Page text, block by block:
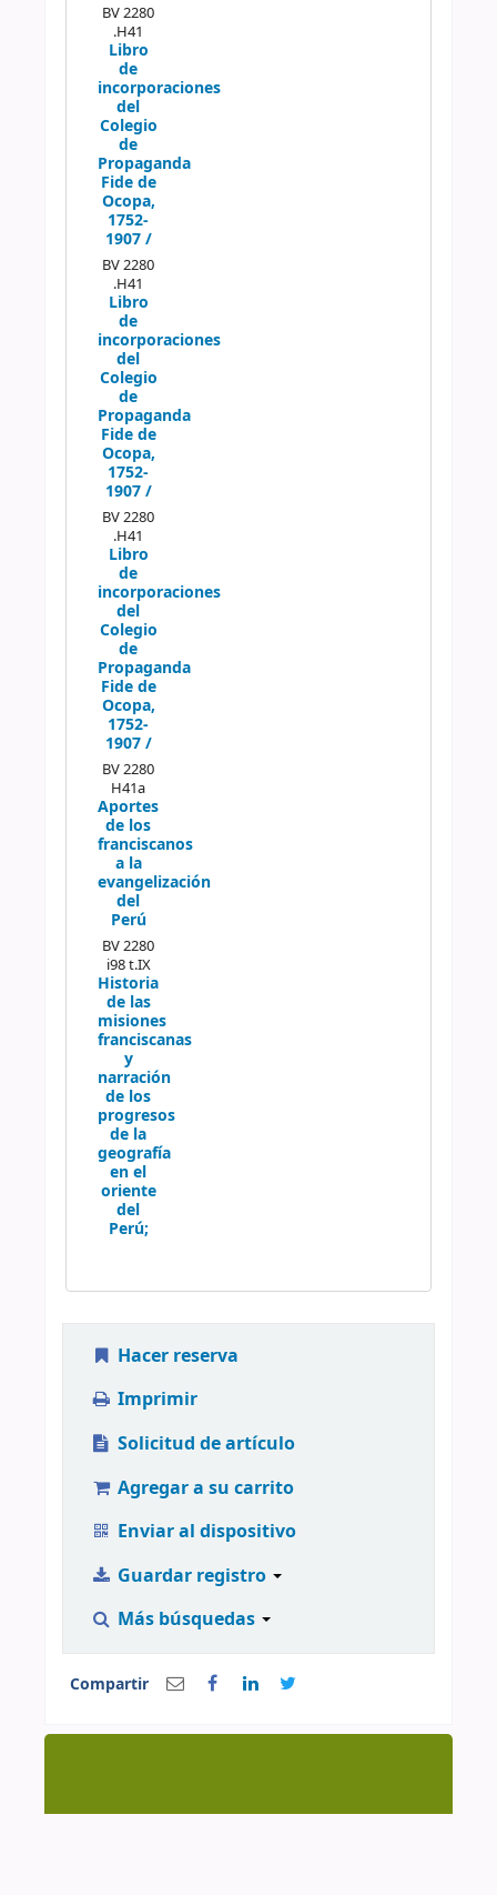
BV 2280
.H41
Libro
de
incorporaciones
del
Colegio
de
Propaganda
Fide de
Ocopa,
1752-
1907 /
BV 2280
.H41
Libro
de
incorporaciones
del
Colegio
de
Propaganda
Fide de
Ocopa,
1752-
1907 /
BV 2280
.H41
Libro
de
incorporaciones
del
Colegio
de
Propaganda
Fide de
Ocopa,
1752-
1907 /
BV 2280
H41a
Aportes
de los
franciscanos
a la
evangelización
del
Perú
BV 2280
i98 t.IX
Historia
de las
misiones
franciscanas
y
narración
de los
progresos
de la
geografía
en el
oriente
del
Perú;
Hacer reserva
Imprimir
Solicitud de artículo
Agregar a su carrito
Enviar al dispositivo
Guardar registro
Más búsquedas
Compartir